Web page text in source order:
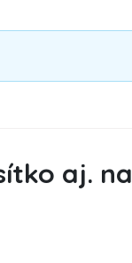
aj. na